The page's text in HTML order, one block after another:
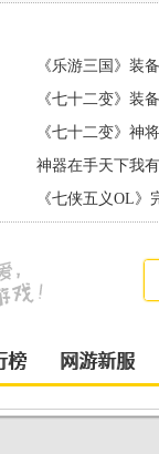
《乐游三国》装
《七十二变》装
《七十二变》神
神器在手天下我
《七侠五义OL》